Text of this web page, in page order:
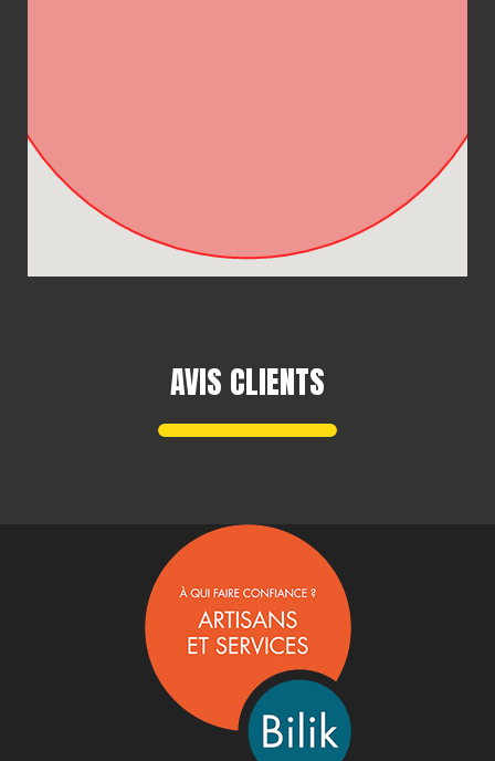
AVIS CLIENTS